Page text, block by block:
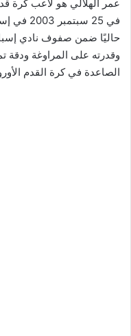
عمر الهلالي هو لاعب كرة
في 25
حاليًا ضمن صفوف نادي
وقدرته على المراوغة ودقة
الصاعدة في كرة القدم